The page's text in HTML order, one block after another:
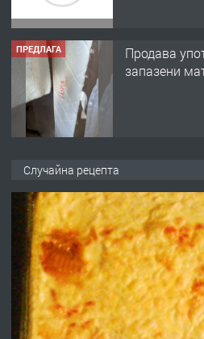
ПРЕДЛАГА
Продава
запазени
ПРЕДЛАГА
Първи поход
Войвода"
Случайна рецепта